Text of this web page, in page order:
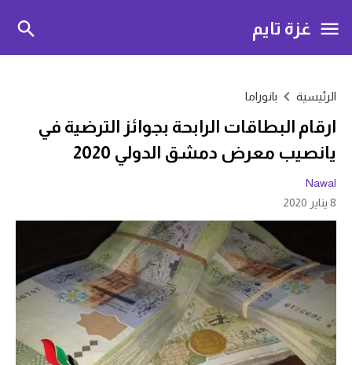
غزة تايم
الرئيسية بانوراما
ارقام البطاقات الرابحة بجوائز الترضية في
يانصيب معرض دمشق الدولي 2020
Nawal
8 يناير 2020